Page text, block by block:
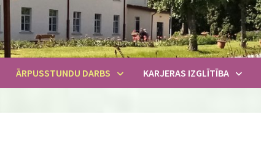
ĀRPUSSTUNDU DARBS KARJERAS IZGLĪTĪBA